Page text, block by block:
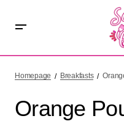
Homepage Breakfasts
Orange